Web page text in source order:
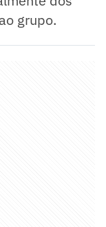
grupo.